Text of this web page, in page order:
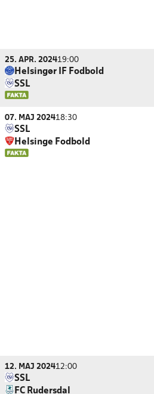
25. APR. 202419:00
Helsingør IF Fodbold
SSL
07. MAJ 202418:30
SSL
Helsinge Fodbold
12. MAJ 202412:00
SSL
FC Rudersdal